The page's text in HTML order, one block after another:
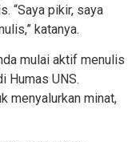
“Saya pikir, saya
katanya.
mulai aktif menulis
Humas UNS.
menyalurkan minat,